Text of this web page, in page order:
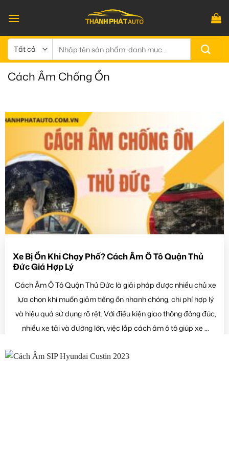
qua
dung
kiếm:
Cách Âm Chống Ồn
Xe Bị Ồn Khi Chạy Phố? Cách Âm Ô Tô Quận Thủ
Đức Giá Hợp Lý
Cách Âm Ô Tô Quận Thủ Đức là giải pháp được nhiều chủ xe
lựa chọn khi muốn giảm tiếng ồn nhanh chóng, chi phí hợp lý
và hiệu quả sử dụng rõ rệt. Với điều kiện giao thông đông đúc,
nhiều xe tải và đường lớn, việc lắp cách âm ô tô giúp xe ...